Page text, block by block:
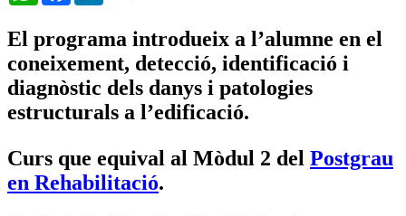
El programa introdueix a l’alumne en el
coneixement, detecció, identificació i
diagnòstic dels danys i patologies
estructurals a l’edificació.
Curs que equival al Mòdul 2 del Postgrau
en Rehabilitació.